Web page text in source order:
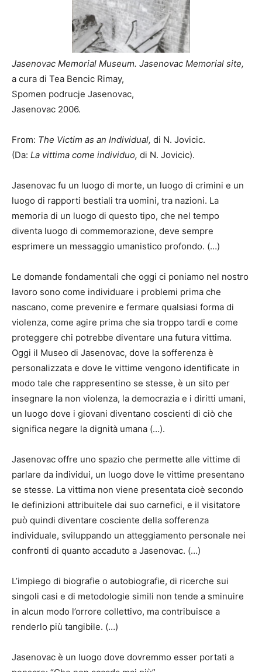
Jasenovac Memorial Museum. Jasenovac Memorial site,
a cura di Tea Bencic Rimay,
Spomen podrucje Jasenovac,
Jasenovac 2006.
From: The Victim as an Individual, di N. Jovicic.
(Da: La vittima come individuo, di N. Jovicic).
Jasenovac fu un luogo di morte, un luogo di crimini e un
luogo di rapporti bestiali tra uomini, tra nazioni. La
memoria di un luogo di questo tipo, che nel tempo
diventa luogo di commemorazione, deve sempre
esprimere un messaggio umanistico profondo. (…)
Le domande fondamentali che oggi ci poniamo nel nostro
lavoro sono come individuare i problemi prima che
nascano, come prevenire e fermare qualsiasi forma di
violenza, come agire prima che sia troppo tardi e come
proteggere chi potrebbe diventare una futura vittima.
Oggi il Museo di Jasenovac, dove la sofferenza è
personalizzata e dove le vittime vengono identificate in
modo tale che rappresentino se stesse, è un sito per
insegnare la non violenza, la democrazia e i diritti umani,
un luogo dove i giovani diventano coscienti di ciò che
significa negare la dignità umana (…).
Jasenovac offre uno spazio che permette alle vittime di
parlare da individui, un luogo dove le vittime presentano
se stesse. La vittima non viene presentata cioè secondo
le definizioni attribuitele dai suo carnefici, e il visitatore
può quindi diventare cosciente della sofferenza
individuale, sviluppando un atteggiamento personale nei
confronti di quanto accaduto a Jasenovac. (…)
L’impiego di biografie o autobiografie, di ricerche sui
singoli casi e di metodologie simili non tende a sminuire
in alcun modo l’orrore collettivo, ma contribuisce a
renderlo più tangibile. (…)
Jasenovac è un luogo dove dovremmo esser portati a